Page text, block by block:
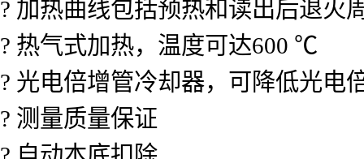
? 加热曲线包括预热和读出后退火
? 热气式加热，温度可达600 ℃
? 光电倍增管冷却器，可降低光电
? 测量质量保证